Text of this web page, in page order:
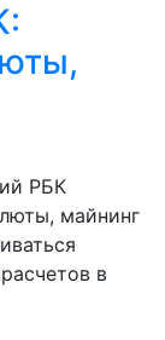
РБК
майнинг
в